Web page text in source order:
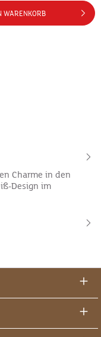
WARENKORB
Charme in den
Design im